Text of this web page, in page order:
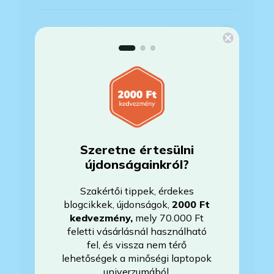
Mikor kapom meg a házhoz
szállítással megrendelt
Milyen szoftverek vannak előre
telepítve a laptopra?
Mit jelent, hogy magyar/magyar
kiosztású európai/külföldi kiosztású
a billentyűzet?
Bankkártyával tudok Önöknél
Szeretne értesülni
újdonságainkról?
Szakértői tippek, érdekes
blogcikkek, újdonságok,2000 Ft
kedvezmény, mely 70.000 Ft
feletti vásárlásnál használható
fel, és vissza nem térő
lehetőségek a minőségi laptopok
univerzumából.